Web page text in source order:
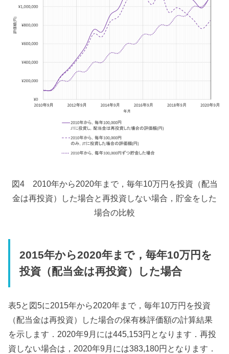
図4 2010年から2020年まで，毎年10万円を投資（配当
金は再投資）した場合と再投資しない場合，貯金をした
場合の比較
2015年から2020年まで，毎年10万円を
投資（配当金は再投資）した場合
表5と図5に2015年から2020年まで，毎年10万円を投資
（配当金は再投資）した場合の保有株評価額の計算結果
を示します．2020年9月には445,153円となります．再投
資しない場合は，2020年9月には383,180円となります．